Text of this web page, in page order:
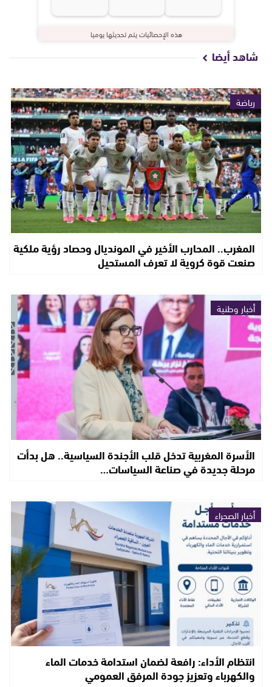
هذه الإحصائيات يتم تحديثها يوميا
شاهد أيضا
رياضة
المغرب.. المحارب الأخير في المونديال وحصاد رؤية ملكية
صنعت قوة كروية لا تعرف المستحيل
أخبار وطنية
الأسرة المغربية تدخل قلب الأجندة السياسية.. هل بدأت
مرحلة جديدة في صناعة السياسات…
أخبار الصحراء
انتظام الأداء: رافعة لضمان استدامة خدمات الماء
والكهرباء وتعزيز جودة المرفق العمومي